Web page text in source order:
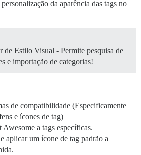
da aparência das tags no
Estilo Visual - Permite pesquisa de
e importação de categorias!
de compatibilidade (Especificamente
e ícones de tag)
a tags específicas.
aplicar um ícone de tag padrão a